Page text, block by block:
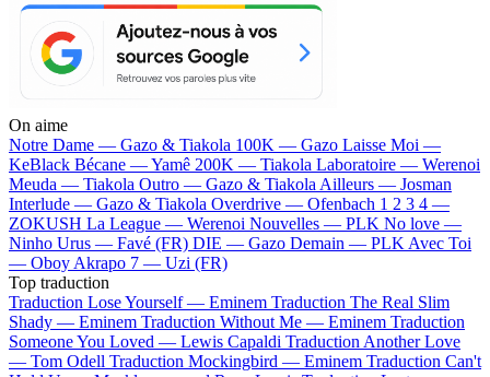
On aime
Notre Dame — Gazo & Tiakola 100K — Gazo Laisse Moi —
KeBlack Bécane —Yamê 200K — Tiakola Laboratoire — Werenoi
Meuda — Tiakola Outro — Gazo & TiakolaAilleurs — Josman
Interlude — Gazo & Tiakola Overdrive — Ofenbach 1 2 3 4 —
ZOKUSH La League — Werenoi Nouvelles — PLK No love —
Ninho Urus — Favé (FR) DIE — Gazo Demain — PLKAvec Toi
— OboyAkrapo 7 — Uzi (FR)
Top traduction
Traduction Lose Yourself — Eminem Traduction The Real Slim
Shady — Eminem Traduction Without Me — Eminem Traduction
Someone You Loved — Lewis Capaldi Traduction Another Love
— Tom Odell Traduction Mockingbird — Eminem Traduction Can't